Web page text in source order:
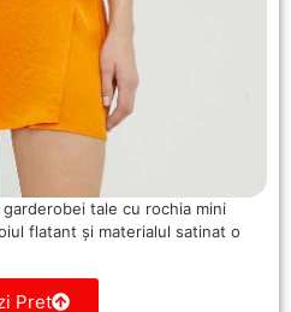
tale cu rochia mini
flatant și materialul satinat o
Pret